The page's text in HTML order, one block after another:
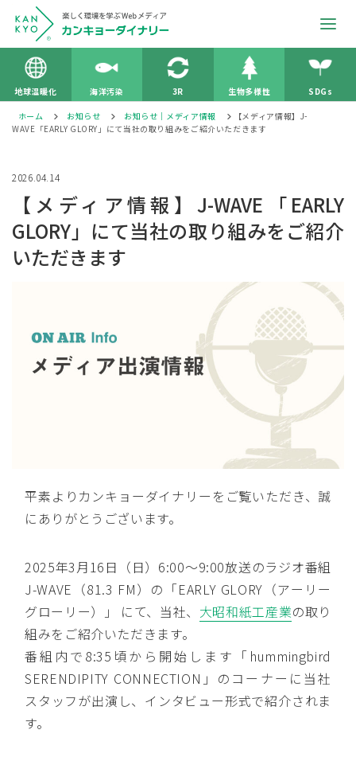
地球温暖化 海洋汚染 3R 生物多様性 SDGs
ホーム お知らせ お知らせ｜メディア情報
【メディア情報】J-
WAVE「EARLY GLORY」にて当社の取り組みをご紹介いただきます
2026.04.14
【メディア情報】J-WAVE「EARLY
GLORY」にて当社の取り組みをご紹介
いただきます
平素よりカンキョーダイナリーをご覧いただき、誠
にありがとうございます。
2025年3月16日（日）6:00〜9:00放送のラジオ番組
J-WAVE（81.3 FM）の「EARLY GLORY（アーリー
グローリー）」 にて、当社、 大昭和紙工産業の取り
組みをご紹介いただきます。
番組内で8:35頃から開始します「hummingbird
SERENDIPITY CONNECTION」のコーナーに当社
スタッフが出演し、インタビュー形式で紹介されま
す。